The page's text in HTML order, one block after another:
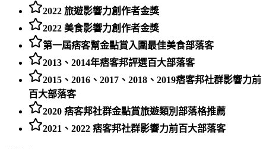
2022 旅遊影響力創作者金獎
2022 美食影響力創作者金獎
第一屆痞客幫金點賞入圍最佳美食部落客
2013、2014年痞客邦評選百大部落客
2015、2016、2017、2018、2019痞客邦社群影響力前
百大部落客
2020 痞客邦社群金點賞旅遊類別部落格推薦
2021、2022 痞客邦社群影響力前百大部落客